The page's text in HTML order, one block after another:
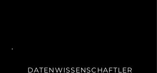
DATENWISSENSCHAFTLER